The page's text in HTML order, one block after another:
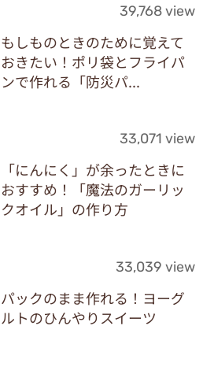
39,768 view
もしものときのために覚えて
おきたい！ポリ袋とフライパ
ンで作れる「防災パ...
33,071 view
「にんにく」が余ったときに
おすすめ！「魔法のガーリッ
クオイル」の作り方
33,039 view
パックのまま作れる！ヨーグ
ルトのひんやりスイーツ